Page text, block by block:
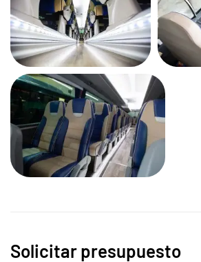
Solicitar presupuesto